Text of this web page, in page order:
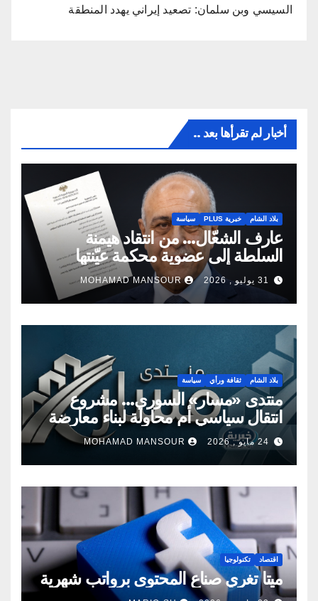
السيسي وبن سلمان: تصعيد إيراني يهدد المنطقة
أخبار لم تقرأها بعد ..
بلاد الشام خبرية PLUS سياسة
عارف الشعّال… من انتقاد هيمنة
السلطة إلى عضوية محكمة عيّنتها
السلطة
31 يوليو , 2026 MOHAMAD MANSOUR
بلاد الشام ثقافة ورأي سياسة
منتدى «مسار» السوري… مشروع
انتقال سياسي أم محاولة لبناء معارضة
جديدة؟
24 مايو , 2026 MOHAMAD MANSOUR
اقتصاد تكنولوجيا
ميتا تغري صناع المحتوى برواتب شهرية